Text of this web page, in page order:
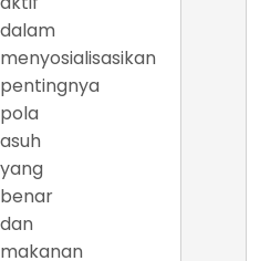
dalam
menyosialisasikan
pentingnya
pola
asuh
yang
benar
dan
makanan